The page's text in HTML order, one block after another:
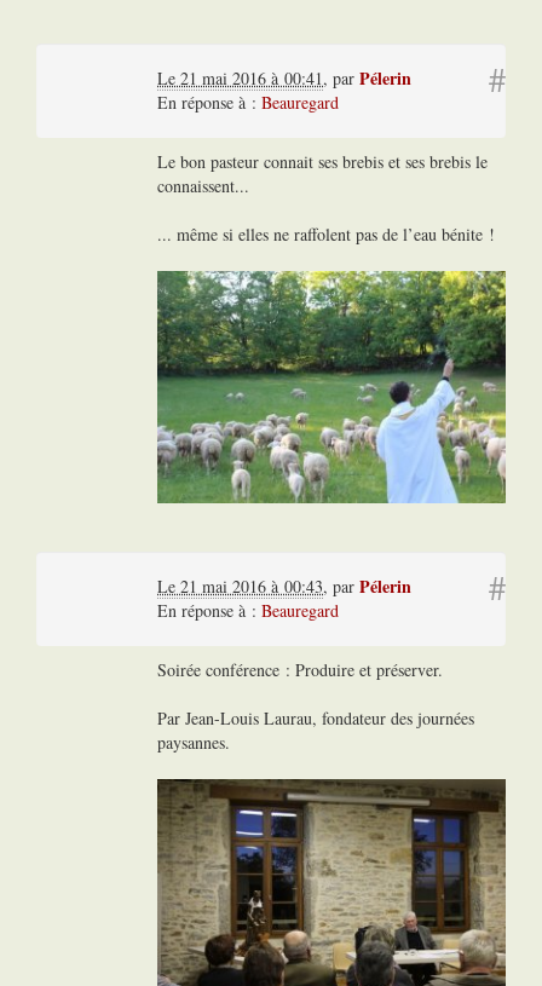
#
Le 21 mai 2016 à 00:41, par Pélerin
En réponse à : Beauregard
Le bon pasteur connait ses brebis et ses brebis le
connaissent...
... même si elles ne raffolent pas de l’eau bénite !
#
Le 21 mai 2016 à 00:43, par Pélerin
En réponse à : Beauregard
Soirée conférence : Produire et préserver.
Par Jean-Louis Laurau, fondateur des journées
paysannes.